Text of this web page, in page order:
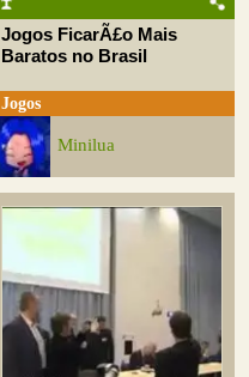
Jogos FicarÃ£o Mais
Baratos no Brasil
Jogos
Minilua